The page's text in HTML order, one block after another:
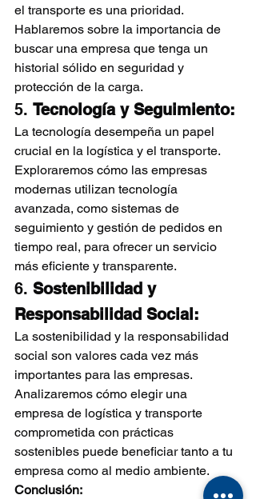
el transporte es una prioridad.
Hablaremos sobre la importancia de
buscar una empresa que tenga un
historial sólido en seguridad y
protección de la carga.
5. Tecnología y Seguimiento:
La tecnología desempeña un papel
crucial en la logística y el transporte.
Exploraremos cómo las empresas
modernas utilizan tecnología
avanzada, como sistemas de
seguimiento y gestión de pedidos en
tiempo real, para ofrecer un servicio
más eficiente y transparente.
6. Sostenibilidad y
Responsabilidad Social:
La sostenibilidad y la responsabilidad
social son valores cada vez más
importantes para las empresas.
Analizaremos cómo elegir una
empresa de logística y transporte
comprometida con prácticas
sostenibles puede beneficiar tanto a tu
empresa como al medio ambiente.
Conclusión: